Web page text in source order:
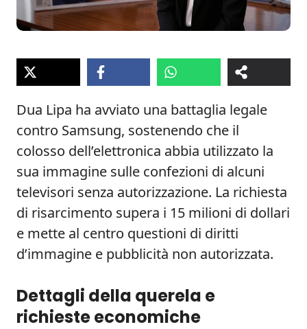
Dua Lipa ha avviato una battaglia legale
contro Samsung, sostenendo che il
colosso dell’elettronica abbia utilizzato la
sua immagine sulle confezioni di alcuni
televisori senza autorizzazione. La richiesta
di risarcimento supera i 15 milioni di dollari
e mette al centro questioni di diritti
d’immagine e pubblicità non autorizzata.
Dettagli della querela e
richieste economiche